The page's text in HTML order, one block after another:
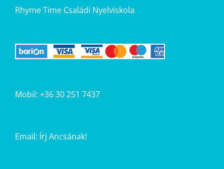
Rhyme Time Családi Nyelviskola
Mobil: +36 30 251 7437
Email: Írj Ancsának!